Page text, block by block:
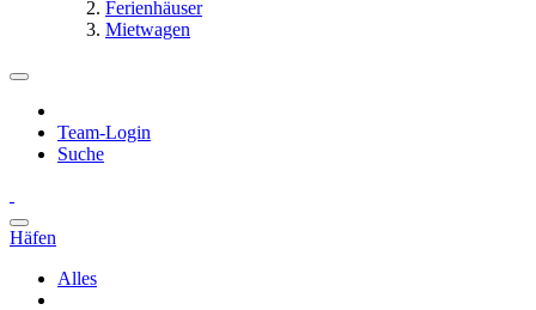
Ferienhäuser
Mietwagen
Team-Login
Suche
Häfen
Alles